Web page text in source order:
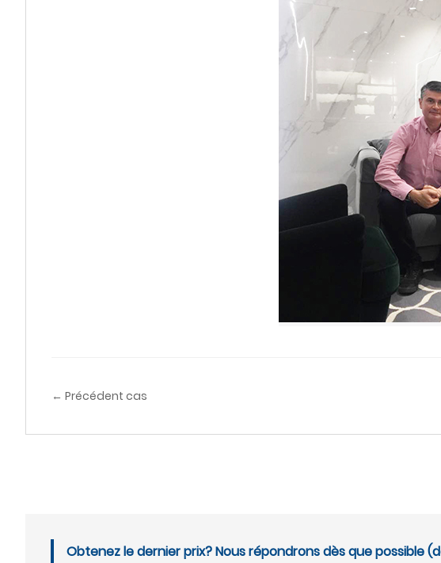
← Précédent cas
Obtenez le dernier prix? Nous répondrons dès que possible